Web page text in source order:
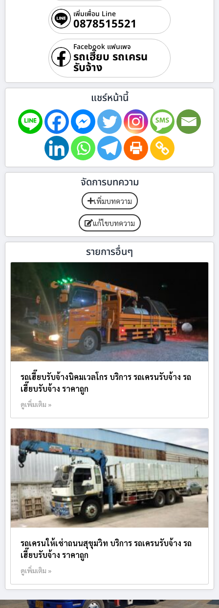
เพิ่มเพื่อน Line
0878515521
Facebook แฟนเพจ
รถเฮี๊ยบ รถเครน
รับจ้าง
แชร์หน้านี้
จัดการบทความ
เพิ่มบทความ
แก้ไขบทความ
รายการอื่นๆ
รถเฮี๊ยบรับจ้างนิคมเวลโกร บริการ รถเครนรับจ้าง รถ
เฮี๊ยบรับจ้าง ราคาถูก
ดูเพิ่มเติม »
รถเครนให้เช่าถนนสุขุมวิท บริการ รถเครนรับจ้าง รถ
เฮี๊ยบรับจ้าง ราคาถูก
ดูเพิ่มเติม »